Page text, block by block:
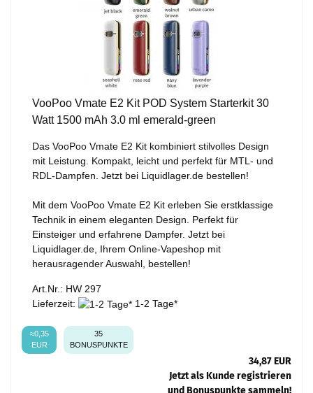
VooPoo Vmate E2 Kit POD System Starterkit 30
Watt 1500 mAh 3.0 ml emerald-green
Das VooPoo Vmate E2 Kit kombiniert stilvolles Design
mit Leistung. Kompakt, leicht und perfekt für MTL- und
RDL-Dampfen. Jetzt bei Liquidlager.de bestellen!
Mit dem VooPoo Vmate E2 Kit erleben Sie erstklassige
Technik in einem eleganten Design. Perfekt für
Einsteiger und erfahrene Dampfer. Jetzt bei
Liquidlager.de, Ihrem Online-Vapeshop mit
herausragender Auswahl, bestellen!
Art.Nr.: HW 297
Lieferzeit:
1-2 Tage*
35
BONUSPUNKTE
≈0,35
EUR
34,87 EUR
Jetzt als Kunde registrieren
und Bonuspunkte sammeln!